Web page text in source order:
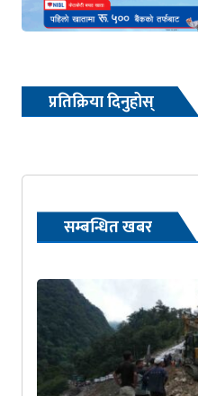
प्रतिक्रिया दिनुहोस्
सम्बन्धित खबर